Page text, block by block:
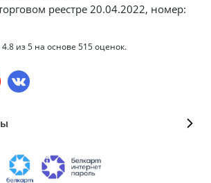
реестре 20.04.2022, номер:
4.8 из5 на основе 515оценок.